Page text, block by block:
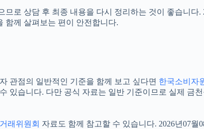
로 상담 후 최종 내용을 다시 정리하는 것이 좋습니
함께 살펴보는 편이 안전합니다.
관점의 일반적인 기준을 함께 보고 싶다면 한국소비자
있습니다. 다만 공식 자료는 일반 기준이므로 실제 금
래위원회 자료도 함께 참고할 수 있습니다. 2026년07